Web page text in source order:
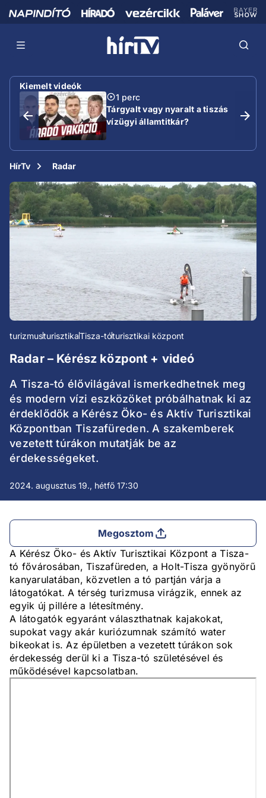
Kiemelt videók
1 perc
Tárgyalt vagy nyaralt a tiszás
vízügyi államtitkár?
HírTv Radar
turizmusturisztikaTisza-tóturisztikai központ
Radar – Kérész központ + videó
A Tisza-tó élővilágával ismerkedhetnek meg
és modern vízi eszközöket próbálhatnak ki az
érdeklődők a Kérész Öko- és Aktív Turisztikai
Központban Tiszafüreden. A szakemberek
vezetett túrákon mutatják be az
érdekességeket.
2024. augusztus 19., hétfő 17:30
Megosztom
A Kérész Öko- és Aktív Turisztikai Központ a Tisza-
tó fővárosában, Tiszafüreden, a Holt-Tisza gyönyörű
kanyarulatában, közvetlen a tó partján várja a
látogatókat. A térség turizmusa virágzik, ennek az
egyik új pillére a létesítmény.
A látogatók egyaránt választhatnak kajakokat,
supokat vagy akár kuriózumnak számító water
bikeokat is. Az épületben a vezetett túrákon sok
érdekesség derül ki a Tisza-tó születésével és
működésével kapcsolatban.